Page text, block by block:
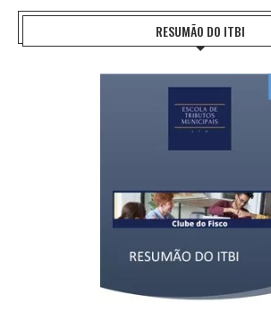
RESUMÃO DO ITBI